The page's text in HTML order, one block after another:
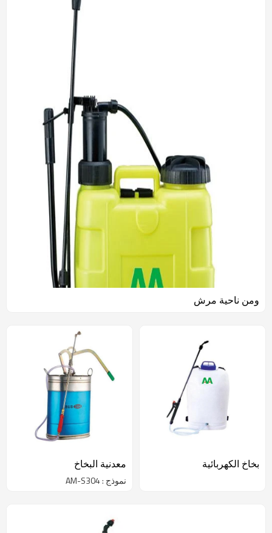
ومن ناحية مرش
بخاخ الكهربائية معدنية البخاخ
نموذج : AM-S304